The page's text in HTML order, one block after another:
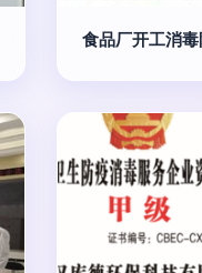
食品厂开工消